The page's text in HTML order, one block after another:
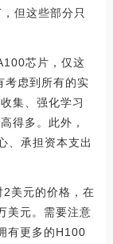
但这些部分只
芯片，仅这
考虑到所有的实
集、强化学习
得多。此外，
、承担资本支出
美元的价格，在
美元。需要注意
有更多的H100